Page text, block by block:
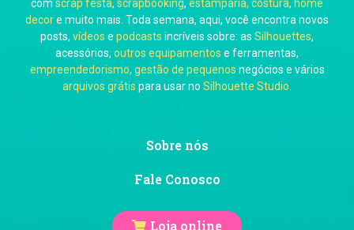
Ju Mirthes
com scrap festa, scrapbooking, estamparia, costura, home
decore muito mais. Toda semana, aqui, você encontra novos
posts, vídeos e podcasts incríveis sobre: as Silhouettes,
acessórios, outros equipamentos e ferramentas,
empreendedorismo, gestão de pequenos negócios e vários
arquivos grátis para usar no Silhouette Studio
Sobre nós
Fale Conosco
Loja online